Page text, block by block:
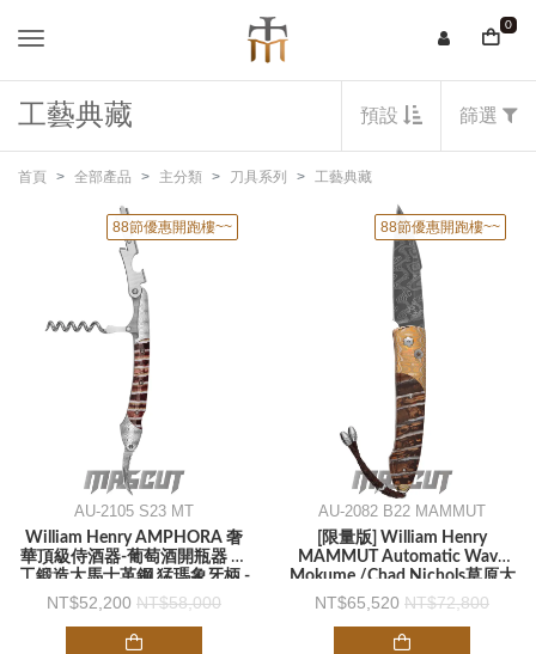
0
工藝典藏 預設 篩選
首頁 全部產品 主分類 刀具系列 工藝典藏
88節優惠開跑樓~~
AU-2105 S23 MT
William Henry AMPHORA 奢
華頂級侍酒器-葡萄酒開瓶器 手
工鍛造大馬士革鋼 猛瑪象牙柄 -
侍酒開瓶器
52,200 58,000
88節優惠開跑樓~~
AU-2082 B22 MAMMUT
[限量版] William Henry
MAMMUT Automatic Wave
Mokume /Chad Nichols草原大
馬士革鋼 鑲嵌猛瑪象牙 -彈簧刀
65,520 72,800